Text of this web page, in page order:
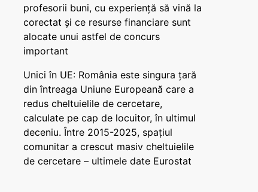
profesorii buni, cu experiență să vină la
corectat și ce resurse financiare sunt
alocate unui astfel de concurs
important
Unici în UE: România este singura țară
din întreaga Uniune Europeană care a
redus cheltuielile de cercetare,
calculate pe cap de locuitor, în ultimul
deceniu. Între 2015-2025, spațiul
comunitar a crescut masiv cheltuielile
de cercetare – ultimele date Eurostat